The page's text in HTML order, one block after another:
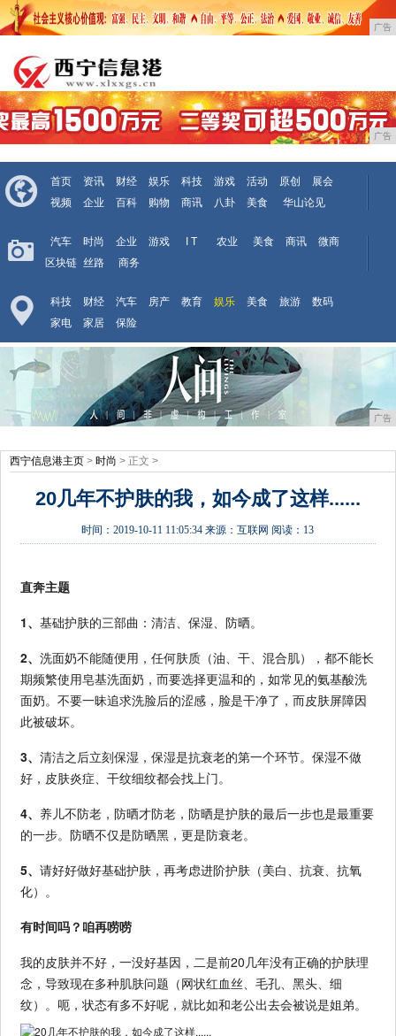
广告
广告
首页 资讯 财经 娱乐 科技 游戏 活动 原创
展会
视频
企业 百科 购物 商讯 八卦 美食 华山论见
汽车 时尚 企业 游戏 I T 农业 美食 商讯
微商
区块链 丝路 商务
科技 财经 汽车 房产 教育 娱乐 美食 旅游
数码
家电
家居 保险
广告
西宁信息港主页 > 时尚 > 正文 >
20几年不护肤的我，如今成了这样......
时间：2019-10-11 11:05:34 来源：互联网 阅读：13
直奔主题
1、基础护肤的三部曲：清洁、保湿、防晒。
2、洗面奶不能随便用，任何肤质（油、干、混合肌），都不能长
期频繁使用皂基洗面奶，而要选择更温和的，如常见的氨基酸洗
面奶。不要一昧追求洗脸后的涩感，脸是干净了，而皮肤屏障因
此被破坏。
3、清洁之后立刻保湿，保湿是抗衰老的第一个环节。保湿不做
好，皮肤炎症、干纹细纹都会找上门。
4、 养儿不防老，防晒才防老，防晒是护肤的最后一步也是最重要
的一步。防晒不仅是防晒黑，更是防衰老。
5、请好好做好基础护肤，再考虑进阶护肤（美白、抗衰、抗氧
化）。
有时间吗？咱再唠唠
我的皮肤并不好，一没好基因，二是前20几年没有正确的护肤理
念，导致现在多种肌肤问题（网状红血丝、毛孔、黑头、细
纹）。呃，状态有多不好呢，就比如和老公出去会被说是姐弟。